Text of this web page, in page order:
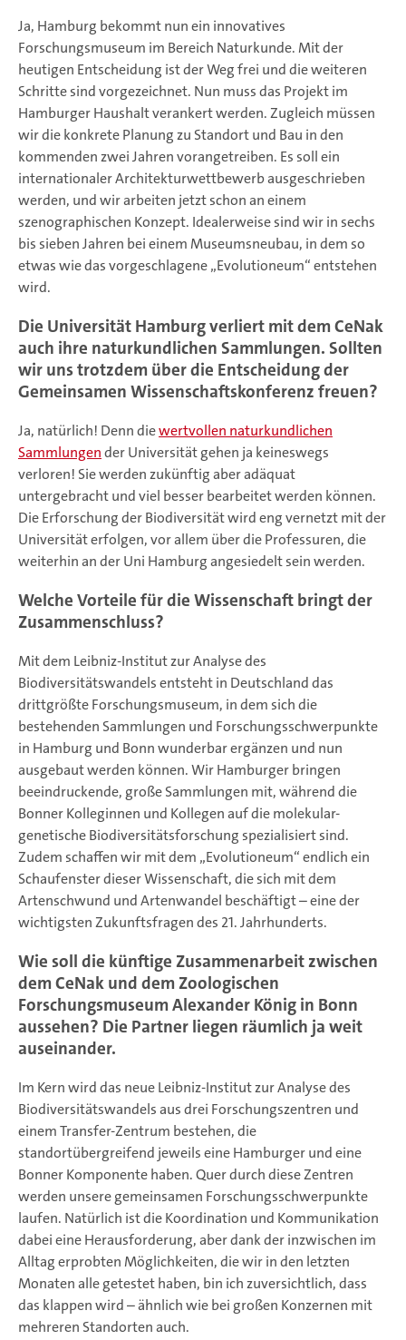
Ja, Hamburg bekommt nun ein innovatives
Forschungsmuseum im Bereich Naturkunde. Mit der
heutigen Entscheidung ist der Weg frei und die weiteren
Schritte sind vorgezeichnet. Nun muss das Projekt im
Hamburger Haushalt verankert werden. Zugleich müssen
wir die konkrete Planung zu Standort und Bau in den
kommenden zwei Jahren vorangetreiben. Es soll ein
internationaler Architekturwettbewerb ausgeschrieben
werden, und wir arbeiten jetzt schon an einem
szenographischen Konzept. Idealerweise sind wir in sechs
bis sieben Jahren bei einem Museumsneubau, in dem so
etwas wie das vorgeschlagene „Evolutioneum“ entstehen
wird.
Die Universität Hamburg verliert mit dem CeNak
auch ihre naturkundlichen Sammlungen. Sollten
wir uns trotzdem über die Entscheidung der
Gemeinsamen Wissenschaftskonferenz freuen?
Ja, natürlich! Denn diewertvollen naturkundlichen
Sammlungender Universität gehen ja keineswegs
verloren! Sie werden zukünftig aber adäquat
untergebracht und viel besser bearbeitet werden können.
Die Erforschung der Biodiversität wird eng vernetzt mit der
Universität erfolgen, vor allem über die Professuren, die
weiterhin an der Uni Hamburg angesiedelt sein werden.
Welche Vorteile für die Wissenschaft bringt der
Zusammenschluss?
Mit dem Leibniz-Institut zur Analyse des
Biodiversitätswandels entsteht in Deutschland das
drittgrößte Forschungsmuseum, in dem sich die
bestehenden Sammlungen und Forschungsschwerpunkte
in Hamburg und Bonn wunderbar ergänzen und nun
ausgebaut werden können. Wir Hamburger bringen
beeindruckende, große Sammlungen mit, während die
Bonner Kolleginnen und Kollegen auf die molekular-
genetische Biodiversitätsforschung spezialisiert sind.
Zudem schaffen wir mit dem „Evolutioneum“ endlich ein
Schaufenster dieser Wissenschaft, die sich mit dem
Artenschwund und Artenwandel beschäftigt – eine der
wichtigsten Zukunftsfragen des 21. Jahrhunderts.
Wie soll die künftige Zusammenarbeit zwischen
dem CeNak und dem Zoologischen
Forschungsmuseum Alexander König in Bonn
aussehen? Die Partner liegen räumlich ja weit
auseinander.
Im Kern wird das neue Leibniz-Institut zur Analyse des
Biodiversitätswandels aus drei Forschungszentren und
einem Transfer-Zentrum bestehen, die
standortübergreifend jeweils eine Hamburger und eine
Bonner Komponente haben. Quer durch diese Zentren
werden unsere gemeinsamen Forschungsschwerpunkte
laufen. Natürlich ist die Koordination und Kommunikation
dabei eine Herausforderung, aber dank der inzwischen im
Alltag erprobten Möglichkeiten, die wir in den letzten
Monaten alle getestet haben, bin ich zuversichtlich, dass
das klappen wird – ähnlich wie bei großen Konzernen mit
mehreren Standorten auch.